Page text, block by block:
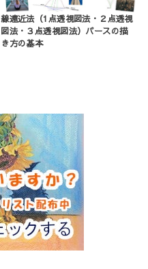
線遠近法（1点透視図法・２点透視
図法・３点透視図法）パースの描
き方の基本